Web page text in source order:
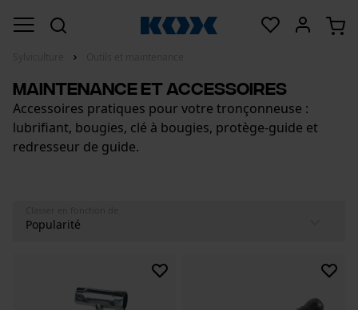
Maintenance et accessoires
Accessoires pratiques pour votre tronçonneuse :
lubrifiant, bougies, clé à bougies, protège-guide et
redresseur de guide.